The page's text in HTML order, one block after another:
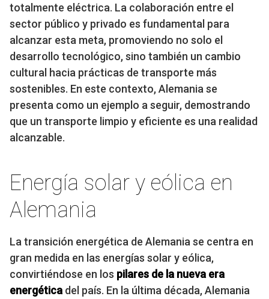
totalmente eléctrica. La colaboración entre el
sector público y privado es fundamental para
alcanzar esta meta, promoviendo no solo el
desarrollo tecnológico, sino también un cambio
cultural hacia prácticas de transporte más
sostenibles. En este contexto, Alemania se
presenta como un ejemplo a seguir, demostrando
que un transporte limpio y eficiente es una realidad
alcanzable.
Energía solar y eólica en
Alemania
La transición energética de Alemania se centra en
gran medida en las energías solar y eólica,
convirtiéndose en los pilares de la nueva era
energética del país. En la última década, Alemania